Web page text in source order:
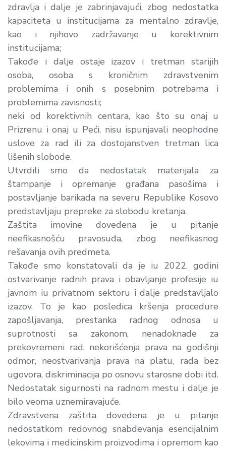
zdravlja i dalje je zabrinjavajući, zbog nedostatka
kapaciteta u institucijama za mentalno zdravlje,
kao i njihovo zadržavanje u korektivnim
institucijama;
Takođe i dalje ostaje izazov i tretman starijih
osoba, osoba s kroničnim zdravstvenim
problemima i onih s posebnim potrebama i
problemima zavisnosti;
neki od korektivnih centara, kao što su onaj u
Prizrenu i onaj u Peći, nisu ispunjavali neophodne
uslove za rad ili za dostojanstven tretman lica
lišenih slobode.
Utvrdili smo da nedostatak materijala za
štampanje i opremanje građana pasošima i
postavljanje barikada na severu Republike Kosovo
predstavljaju prepreke za slobodu kretanja.
Zaštita imovine dovedena je u pitanje
neefikasnošću pravosuđa, zbog neefikasnog
rešavanja ovih predmeta.
Takođe smo konstatovali da je iu 2022. godini
ostvarivanje radnih prava i obavljanje profesije iu
javnom iu privatnom sektoru i dalje predstavljalo
izazov. To je kao posledica kršenja procedure
zapošljavanja, prestanka radnog odnosa u
suprotnosti sa zakonom, nenadoknade za
prekovremeni rad, nekorišćenja prava na godišnji
odmor, neostvarivanja prava na platu, rada bez
ugovora, diskriminacija po osnovu starosne dobi itd.
Nedostatak sigurnosti na radnom mestu i dalje je
bilo veoma uznemiravajuće.
Zdravstvena zaštita dovedena je u pitanje
nedostatkom redovnog snabdevanja esencijalnim
lekovima i medicinskim proizvodima i opremom kao